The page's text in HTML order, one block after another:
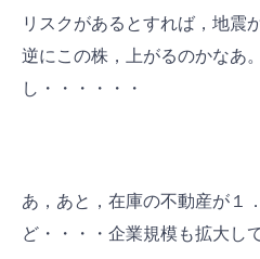
リスクがあるとすれば，地震
逆にこの株，上がるのかなあ
し・・・・・・
あ，あと，在庫の不動産が１
ど・・・・企業規模も拡大し